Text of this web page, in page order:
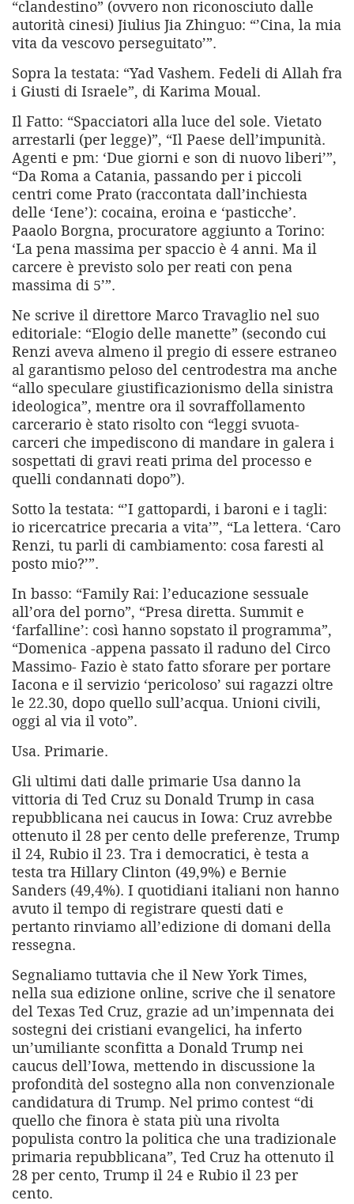
“clandestino” (ovvero non riconosciuto dalle
autorità cinesi) Jiulius Jia Zhinguo: “’Cina, la mia
vita da vescovo perseguitato’”.
Sopra la testata: “Yad Vashem. Fedeli di Allah fra
i Giusti di Israele”, di Karima Moual.
Il Fatto: “Spacciatori alla luce del sole. Vietato
arrestarli (per legge)”, “Il Paese dell’impunità.
Agenti e pm: ‘Due giorni e son di nuovo liberi’”,
“Da Roma a Catania, passando per i piccoli
centri come Prato (raccontata dall’inchiesta
delle ‘Iene’): cocaina, eroina e ‘pasticche’.
Paaolo Borgna, procuratore aggiunto a Torino:
‘La pena massima per spaccio è 4 anni. Ma il
carcere è previsto solo per reati con pena
massima di 5’”.
Ne scrive il direttore Marco Travaglio nel suo
editoriale: “Elogio delle manette” (secondo cui
Renzi aveva almeno il pregio di essere estraneo
al garantismo peloso del centrodestra ma anche
“allo speculare giustificazionismo della sinistra
ideologica”, mentre ora il sovraffollamento
carcerario è stato risolto con “leggi svuota-
carceri che impediscono di mandare in galera i
sospettati di gravi reati prima del processo e
quelli condannati dopo”).
Sotto la testata: “’I gattopardi, i baroni e i tagli:
io ricercatrice precaria a vita’”, “La lettera. ‘Caro
Renzi, tu parli di cambiamento: cosa faresti al
posto mio?’”.
In basso: “Family Rai: l’educazione sessuale
all’ora del porno”, “Presa diretta. Summit e
‘farfalline’: così hanno sopstato il programma”,
“Domenica -appena passato il raduno del Circo
Massimo- Fazio è stato fatto sforare per portare
Iacona e il servizio ‘pericoloso’ sui ragazzi oltre
le 22.30, dopo quello sull’acqua. Unioni civili,
oggi al via il voto”.
Usa. Primarie.
Gli ultimi dati dalle primarie Usa danno la
vittoria di Ted Cruz su Donald Trump in casa
repubblicana nei caucus in Iowa: Cruz avrebbe
ottenuto il 28 per cento delle preferenze, Trump
il 24, Rubio il 23. Tra i democratici, è testa a
testa tra Hillary Clinton (49,9%) e Bernie
Sanders (49,4%). I quotidiani italiani non hanno
avuto il tempo di registrare questi dati e
pertanto rinviamo all’edizione di domani della
ressegna.
Segnaliamo tuttavia che il New York Times,
nella sua edizione online, scrive che il senatore
del Texas Ted Cruz, grazie ad un’impennata dei
sostegni dei cristiani evangelici, ha inferto
un’umiliante sconfitta a Donald Trump nei
caucus dell’Iowa, mettendo in discussione la
profondità del sostegno alla non convenzionale
candidatura di Trump. Nel primo contest “di
quello che finora è stata più una rivolta
populista contro la politica che una tradizionale
primaria repubblicana”, Ted Cruz ha ottenuto il
28 per cento, Trump il 24 e Rubio il 23 per
cento.